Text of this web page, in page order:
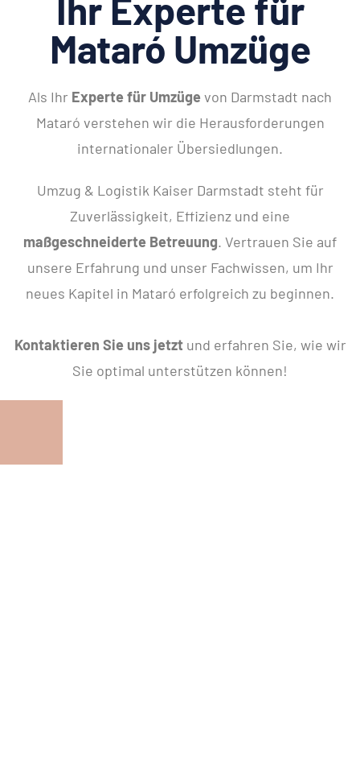
Ihr Experte für
Mataró Umzüge
Als Ihr Experte für Umzüge von Darmstadt nach
Mataró verstehen wir die Herausforderungen
internationaler Übersiedlungen.
Umzug & Logistik Kaiser Darmstadt steht für
Zuverlässigkeit, Effizienz und eine
maßgeschneiderte Betreuung. Vertrauen Sie auf
unsere Erfahrung und unser Fachwissen, um Ihr
neues Kapitel in Mataró erfolgreich zu beginnen.
Kontaktieren Sie uns jetztund erfahren Sie, wie wir
Sie optimal unterstützen können!